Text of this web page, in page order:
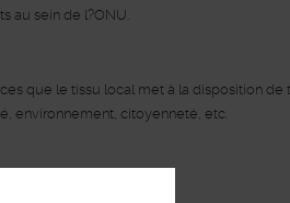
au sein de l?ONU.
que le tissu local met à la disposition de
environnement, citoyenneté, etc.